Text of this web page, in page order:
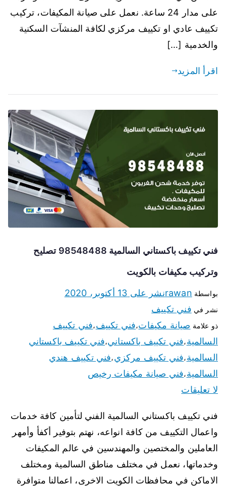
على مدار 24 ساعة. نعمل على صيانة المكيفات، تركيب
تكييف عادي او تكييف مركزي لكافة المنشآت السكنية
والخدمية […]
اقرأ المزيد
فني تكييف باكستاني السالمية 98548488 تصليح
وتركيب مكيفات بالكويت
بواسطة rawanنشر على 13 أكتوبر، 2020
نشر في فني تكييف
ذو علامة صيانة مكيفات،فني تكييف،فني تكييف
السالمية،فني تكييف باكستاني،فني تكييف باكستاني
السالمية،فني تكييف مركزي،فني تكييف هندي
السالمية،فني صيانة مكيفات رخيص
لا تعليقات
فني تكييف باكستاني السالمية الفني لتأمين كافة خدمات
واعمال التكييف من كافة انواعه، نهتم بتوفير أكفأ وأمهر
العاملين والمختصين والمهندسين في عالم المكيفات
وخدماتها، نعمل في مختلف مناطق السالمية ومختلف
الاماكن في محافظات الكويت الاخرى، اعمالنا متوافرة